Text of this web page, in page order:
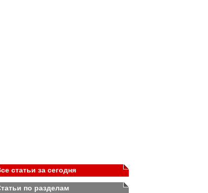
статьи за сегодня
по разделам